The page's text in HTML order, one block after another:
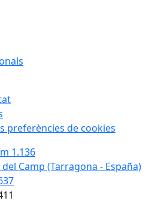
preferències de cookies
1.136
Camp (Tarragona - España)